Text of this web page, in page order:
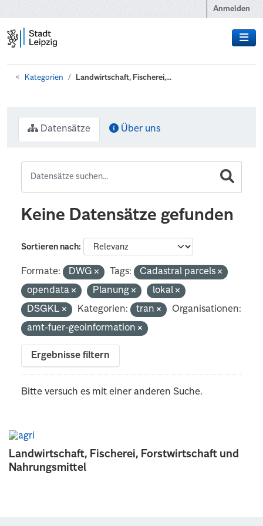
Anmelden
Kategorien Landwirtschaft, Fischerei,...
Landwirtschaft, Fischerei, Forstwirtschaft und
Nahrungsmittel
Datensätze Über uns
Keine Datensätze gefunden
Sortieren nach
Formate: DWG Tags:
Cadastral parcels
opendata
Planung
lokal
DSGKL
Kategorien: tran
Organisationen:
amt-fuer-geoinformation
Ergebnisse filtern
Bitte versuch es mit einer anderen Suche.